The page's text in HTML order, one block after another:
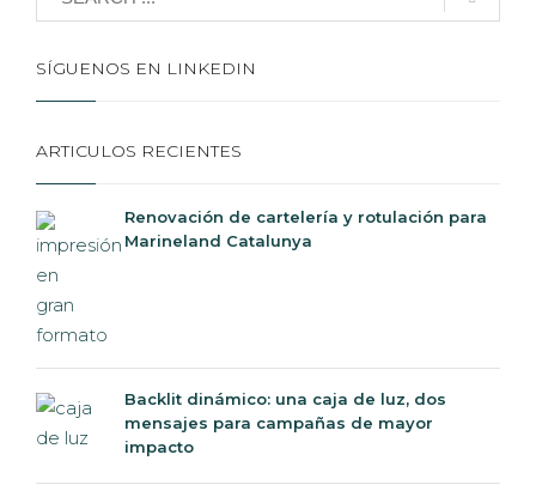
SÍGUENOS EN LINKEDIN
ARTICULOS RECIENTES
Renovación de cartelería y rotulación para
Marineland Catalunya
Backlit dinámico: una caja de luz, dos
mensajes para campañas de mayor
impacto